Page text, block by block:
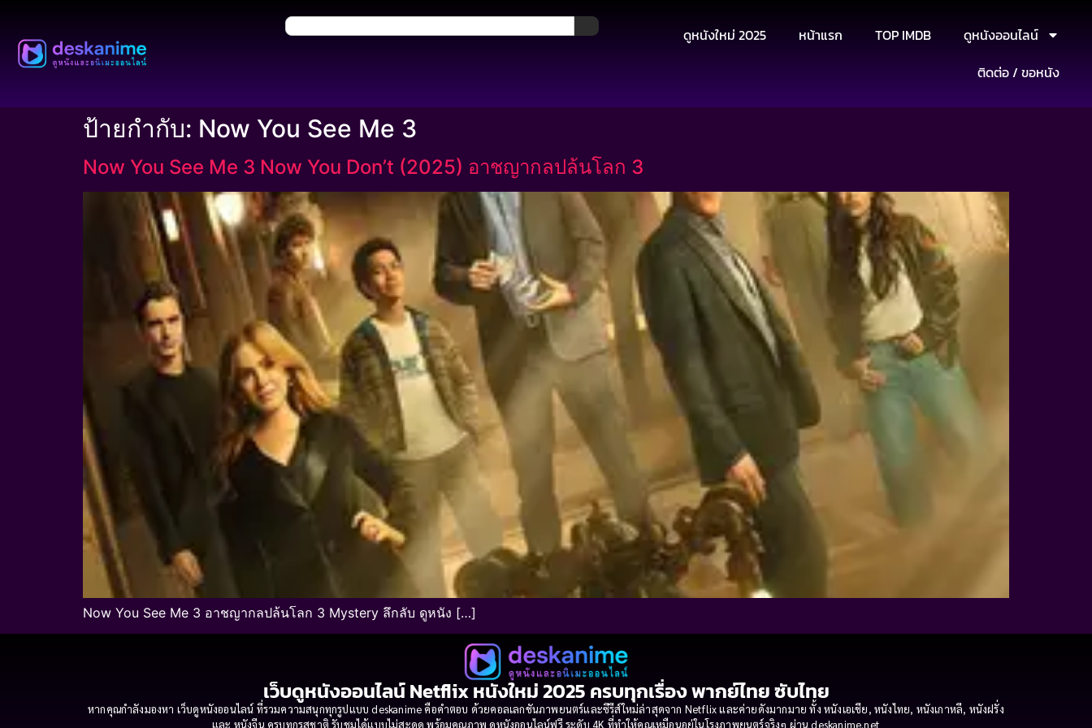
ดูหนังใหม่ 2025 หน้าแรก TOP IMDB
ดูหนังออนไลน์
ติดต่อ / ขอหนัง
ป้ายกำกับ: Now You See Me 3
Now You See Me 3 Now You Don’t (2025) อาชญากลปล้นโลก 3
Now You See Me 3 อาชญากลปล้นโลก 3 Mystery ลึกลับ ดูหนัง […]
เว็บดูหนังออนไลน์ Netflix หนังใหม่ 2025 ครบทุกเรื่อง พากย์ไทย ซับไทย
หากคุณกำลังมองหา เว็บดูหนังออนไลน์ ที่รวมความสนุกทุกรูปแบบ deskanime คือคำตอบ ด้วยคอลเลกชันภาพยนตร์และซีรีส์ใหม่ล่าสุดจาก Netflix และค่ายดังมากมาย ทั้ง หนังเอเชีย, หนังไทย, หนังเกาหลี, หนังฝรั่ง
และ หนังจีน ครบทุกรสชาติ รับชมได้แบบไม่สะดุด พร้อมคุณภาพ ดูหนังออนไลน์ฟรี ระดับ 4K ที่ทำให้คุณเหมือนอยู่ในโรงภาพยนตร์จริงๆ ผ่าน deskanime.net